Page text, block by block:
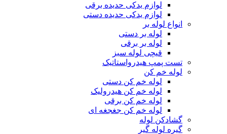
لوازم یدکی حدیده برقی
لوازم یدکی حدیده دستی
انواع لوله بر
لوله بر دستی
لوله بر برقی
قیچی لوله سبز
تست پمپ هیدرواستاتیک
لوله خم کن
لوله خم کن دستی
لوله خم کن هیدرولیک
لوله خم کن برقی
لوله خم کن جغجغه ای
گشادکن لوله
گیره لوله گیر